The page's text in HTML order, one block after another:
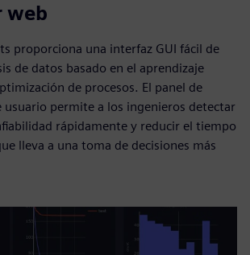
web
proporciona una interfaz GUI fácil de
de datos basado en el aprendizaje
de procesos. El panel de
usuario permite a los ingenieros detectar
rápidamente y reducir el tiempo
lleva a una toma de decisiones más